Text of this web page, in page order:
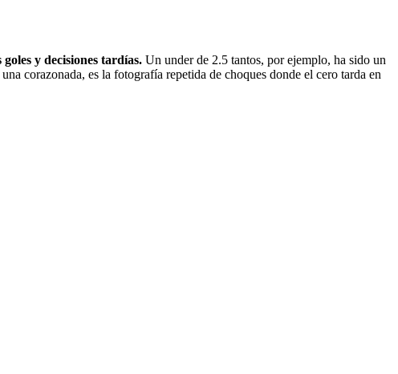
y decisiones tardías. Un under de 2.5 tantos, por ejemplo, ha sido un
corazonada, es la fotografía repetida de choques donde el cero tarda en